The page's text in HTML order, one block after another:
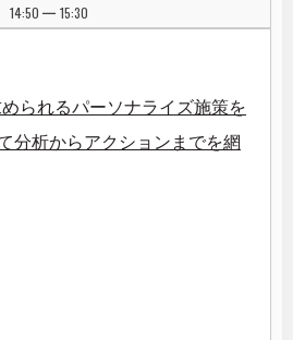
14:50 | 15:30
られるパーソナライズ施策を
分析からアクションまでを網